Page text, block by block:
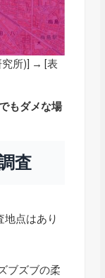
究所)] → [表
もダメな場
査
地点はあり
ブズブの柔